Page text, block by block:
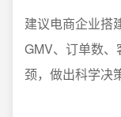
建议电商企业搭
GMV、订单数
颈，做出科学决